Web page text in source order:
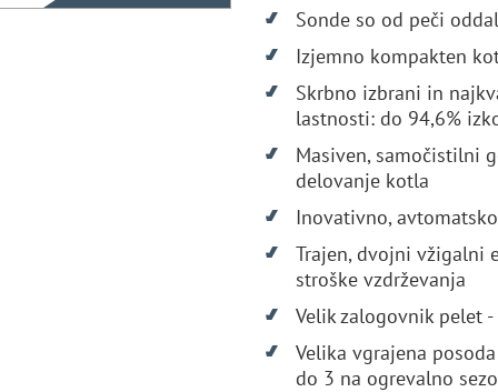
Sonde so od peči
Izjemno kompakten
Skrbno izbrani in
lastnosti: do 94,6%
Masiven, samočistilni
delovanje kotla
Inovativno,
Trajen, dvojni vžigalni
stroške vzdrževanja
Velik zalogovnik pelet
Velika vgrajena
do 3 na ogrevalno